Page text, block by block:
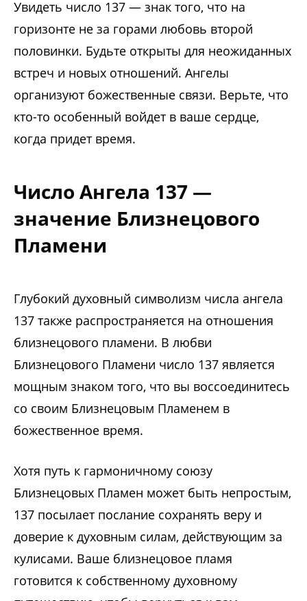
Увидеть число 137 — знак того, что на
горизонте не за горами любовь второй
половинки. Будьте открыты для неожиданных
встреч и новых отношений. Ангелы
организуют божественные связи. Верьте, что
кто-то особенный войдет в ваше сердце,
когда придет время.
Число Ангела 137 —
значение Близнецового
Пламени
Глубокий духовный символизм числа ангела
137 также распространяется на отношения
близнецового пламени. В любви
Близнецового Пламени число 137 является
мощным знаком того, что вы воссоединитесь
со своим Близнецовым Пламенем в
божественное время.
Хотя путь к гармоничному союзу
Близнецовых Пламен может быть непростым,
137 посылает послание сохранять веру и
доверие к духовным силам, действующим за
кулисами. Ваше близнецовое пламя
готовится к собственному духовному